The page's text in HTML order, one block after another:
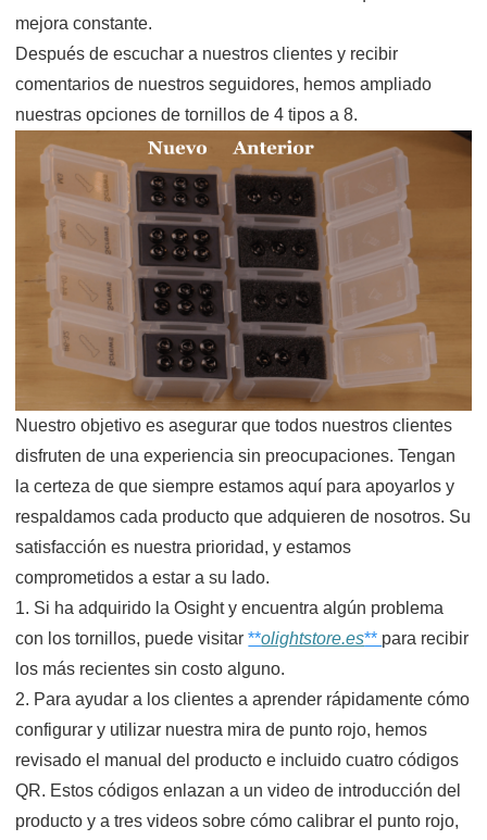
mejora constante.
Después de escuchar a nuestros clientes y recibir
comentarios de nuestros seguidores, hemos ampliado
nuestras opciones de tornillos de 4 tipos a 8.
Nuestro objetivo es asegurar que todos nuestros clientes
disfruten de una experiencia sin preocupaciones. Tengan
la certeza de que siempre estamos aquí para apoyarlos y
respaldamos cada producto que adquieren de nosotros. Su
satisfacción es nuestra prioridad, y estamos
comprometidos a estar a su lado.
1. Si ha adquirido la Osight y encuentra algún problema
con los tornillos, puede visitar**olightstore.es** para recibir
los más recientes sin costo alguno.
2. Para ayudar a los clientes a aprender rápidamente cómo
configurar y utilizar nuestra mira de punto rojo, hemos
revisado el manual del producto e incluido cuatro códigos
QR. Estos códigos enlazan a un video de introducción del
producto y a tres videos sobre cómo calibrar el punto rojo,